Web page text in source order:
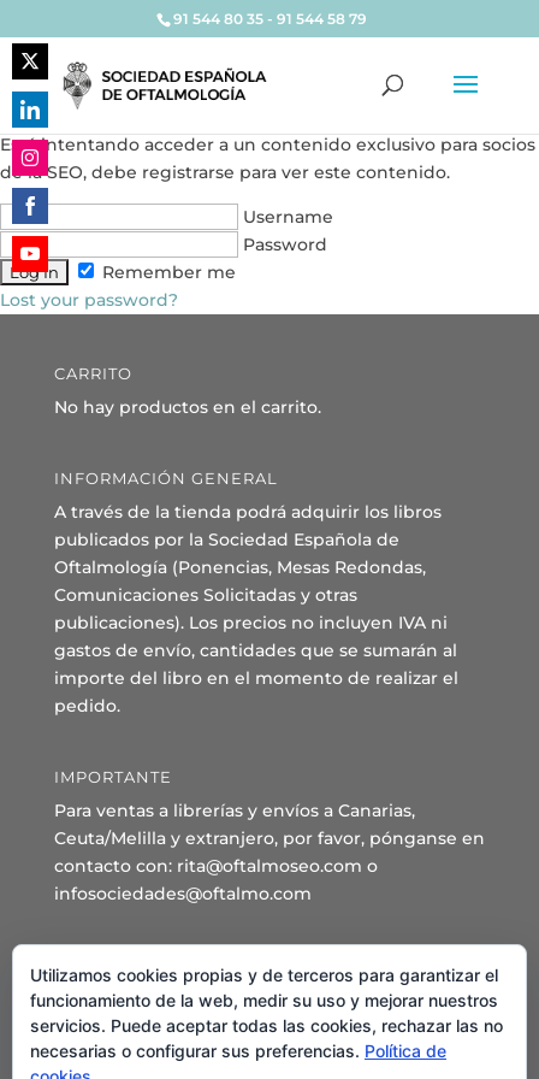
91 544 80 35 - 91 544 58 79
Está intentando acceder a un contenido exclusivo para socios
de la SEO, debe registrarse para ver este contenido.
Username
Password
Remember me
Lost your password?
CARRITO
No hay productos en el carrito.
INFORMACIÓN GENERAL
A través de la tienda podrá adquirir los libros
publicados por la Sociedad Española de
Oftalmología (Ponencias, Mesas Redondas,
Comunicaciones Solicitadas y otras
publicaciones). Los precios no incluyen IVA ni
gastos de envío, cantidades que se sumarán al
importe del libro en el momento de realizar el
pedido.
IMPORTANTE
Para ventas a librerías y envíos a Canarias,
Ceuta/Melilla y extranjero, por favor, pónganse en
contacto con: rita@oftalmoseo.com o
infosociedades@oftalmo.com
Sede Administrativa y Secretaría General
C/ Arcipreste de Hita 14 – 1º Derecha.
28015 – Madrid
Teléfono: 91 544 80 35 - 91 544 58 79
Share
on
Twitter
Share
on
LinkedIn
Share
on
Instagram
Share
on
Facebook
Share
on
Utilizamos cookies propias y de terceros para garantizar el
funcionamiento de la web, medir su uso y mejorar nuestros
servicios. Puede aceptar todas las cookies, rechazar las no
necesarias o configurar sus preferencias. Política de